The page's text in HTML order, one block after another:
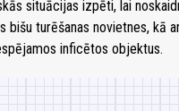
situācijas izpēti, lai
turēšanas novietnes, kā
inficētos objektus.